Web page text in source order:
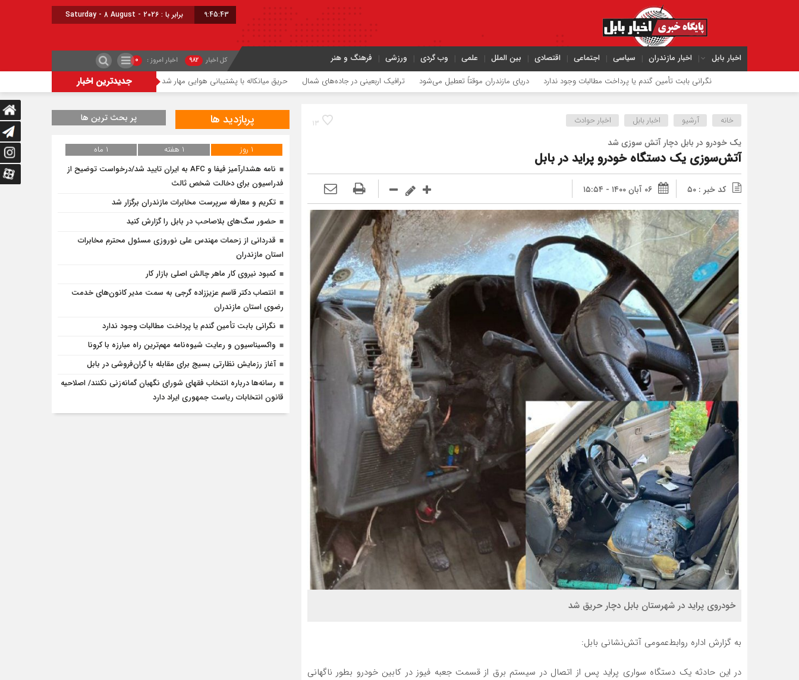
9:45:44 برابر با : Saturday - 8 August - 2026
اخبار بابل اخبار مازندران سیاسی اجتماعی اقتصادی بین الملل علمی وب گردی ورزشی فرهنگ و هنر کل اخبار ۹۸۲ اخبار امروز : ۰
جدیدترین اخبار نگرانی بابت تأمین گندم یا پرداخت مطالبات وجود ندارد دریای مازندران موقتاً تعطیل می‌شود ترافیک اربعینی در جاده‌های شمال حریق میانکاله با پشتیبانی هوایی مهار شد شعله‌ور شدن مجدد حریق در میانکاله
۱۳ خانه آرشیو اخبار بابل اخبار حوادث
یک خودرو در بابل دچار آتش سوزی شد
آتش‌سوزی یک دستگاه خودرو پراید در بابل
کد خبر : ۵۰ ۰۶ آبان ۱۴۰۰ - ۱۵:۵۴
خودروی پراید در شهرستان بابل دچار حریق شد
به گزارش اداره روابط‌عمومی آتش‌نشانی بابل:
در این حادثه یک دستگاه سواری پراید پس از اتصال در سیستم برق از قسمت جعبه فیوز در کابین خودرو بطور ناگهانی
پربازدید ها پر بحث ترین ها
۱ روز ۱ هفته
۱ ماه
نامه هشدارآمیز فیفا و AFC به ایران تایید شد/درخواست توضیح از
فدراسیون برای دخالت شخص ثالث
تکریم و معارفه سرپرست مخابرات مازندران برگزار شد
حضور سگ‌های بلاصاحب در بابل را ‌گزارش کنید
قدردانی از زحمات مهندس علی نوروزی مسئول محترم مخابرات
استان مازندران
کمبود نیروی کار ماهر چالش اصلی بازار کار
انتصاب دکتر قاسم عزیززاده گرجی به سمت مدیر کانون‌های خدمت
رضوی استان مازندران
نگرانی بابت تأمین گندم یا پرداخت مطالبات وجود ندارد
واکسیناسیون و رعایت شیوه‌نامه مهم‌ترین راه مبارزه با کرونا
آغاز رزمایش نظارتی بسیج برای مقابله با گران‌فروشی در بابل
رسانه‌ها درباره انتخاب فقهای شورای نگهبان گمانه‌زنی نکنند/ اصلاحیه
قانون انتخابات ریاست جمهوری ایراد دارد